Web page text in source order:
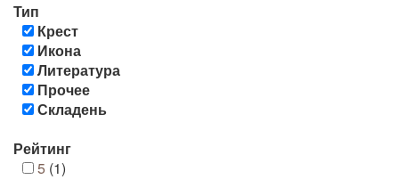
Тип
Крест
Икона
Литература
Прочее
Складень
Рейтинг
5 (1)